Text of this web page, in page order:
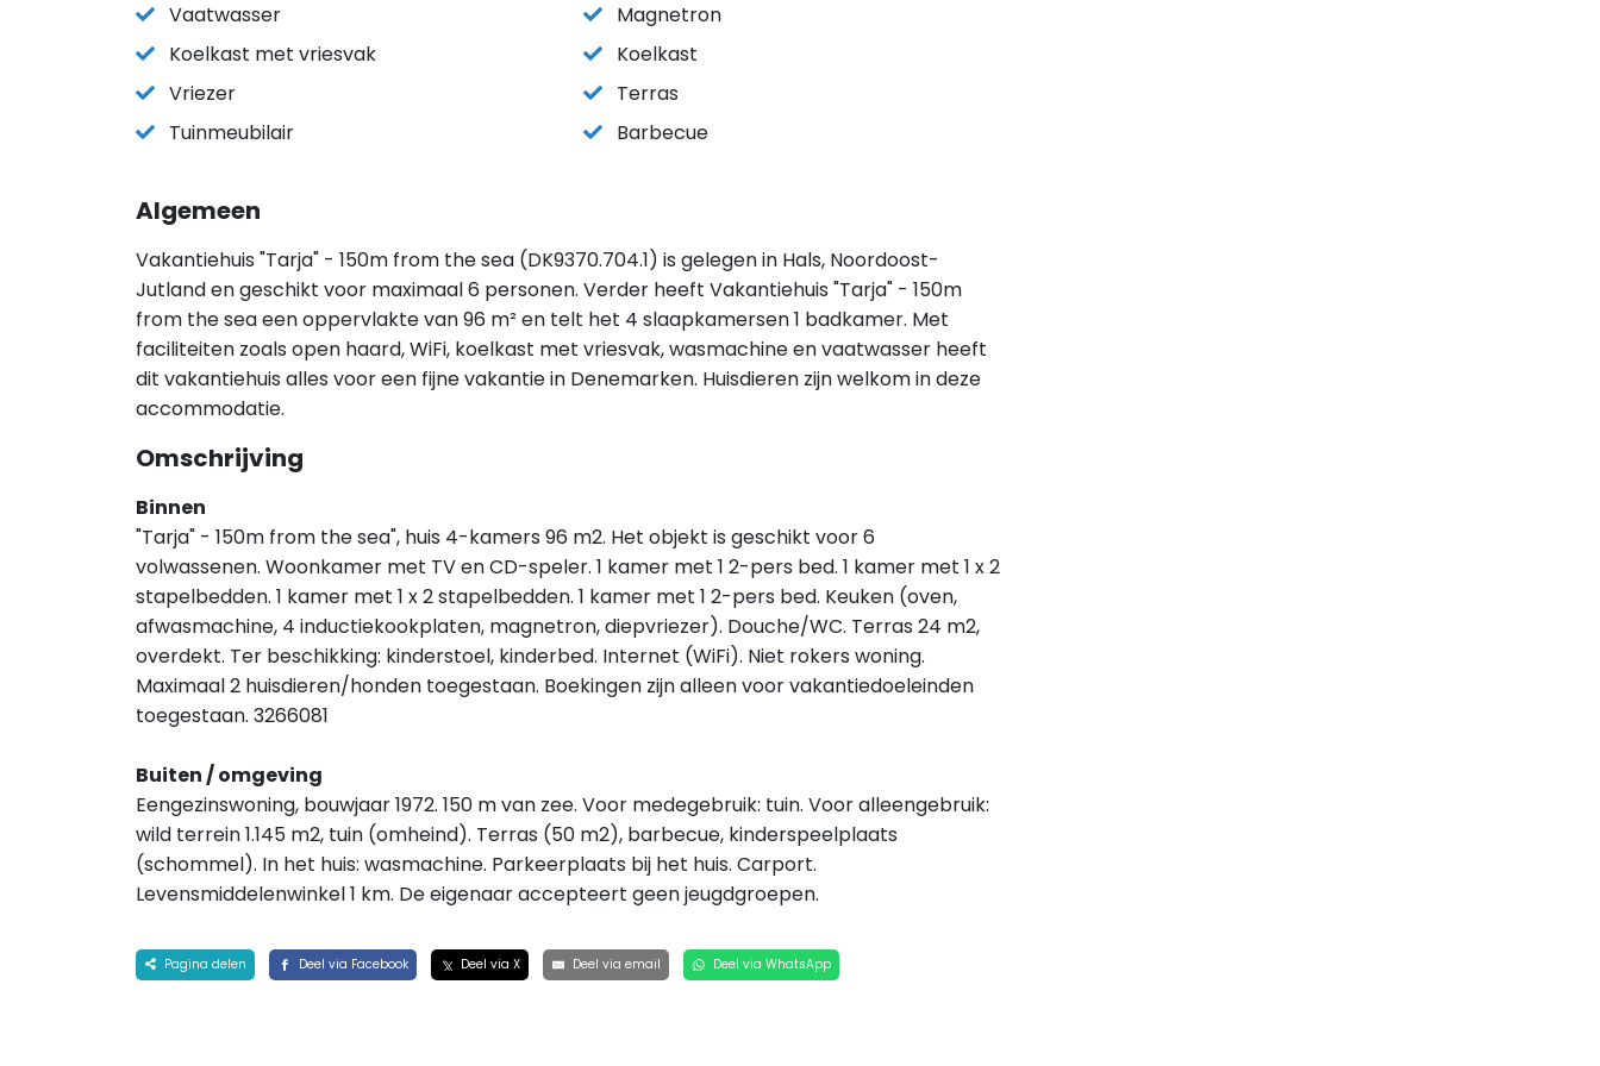
Vaatwasser
Magnetron
Koelkast met vriesvak
Koelkast
Vriezer
Terras
Tuinmeubilair
Barbecue
Algemeen
Vakantiehuis "Tarja" - 150m from the sea (DK9370.704.1) is gelegen in Hals, Noordoost-
Jutland en geschikt voor maximaal 6 personen. Verder heeft Vakantiehuis "Tarja" - 150m
from the sea een oppervlakte van 96 m² en telt het 4 slaapkamersen 1 badkamer. Met
faciliteiten zoals open haard, WiFi, koelkast met vriesvak, wasmachine en vaatwasser heeft
dit vakantiehuis alles voor een fijne vakantie in Denemarken. Huisdieren zijn welkom in deze
accommodatie.
Omschrijving
Binnen
"Tarja" - 150m from the sea", huis 4-kamers 96 m2. Het objekt is geschikt voor 6
volwassenen. Woonkamer met TV en CD-speler. 1 kamer met 1 2-pers bed. 1 kamer met 1 x 2
stapelbedden. 1 kamer met 1 x 2 stapelbedden. 1 kamer met 1 2-pers bed. Keuken (oven,
afwasmachine, 4 inductiekookplaten, magnetron, diepvriezer). Douche/WC. Terras 24 m2,
overdekt. Ter beschikking: kinderstoel, kinderbed. Internet (WiFi). Niet rokers woning.
Maximaal 2 huisdieren/honden toegestaan. Boekingen zijn alleen voor vakantiedoeleinden
toegestaan. 3266081
Buiten / omgeving
Eengezinswoning, bouwjaar 1972. 150 m van zee. Voor medegebruik: tuin. Voor alleengebruik:
wild terrein 1.145 m2, tuin (omheind). Terras (50 m2), barbecue, kinderspeelplaats
(schommel). In het huis: wasmachine. Parkeerplaats bij het huis. Carport.
Levensmiddelenwinkel 1 km. De eigenaar accepteert geen jeugdgroepen.
Pagina delen Deel via Facebook Deel via X Deel via email Deel via WhatsApp